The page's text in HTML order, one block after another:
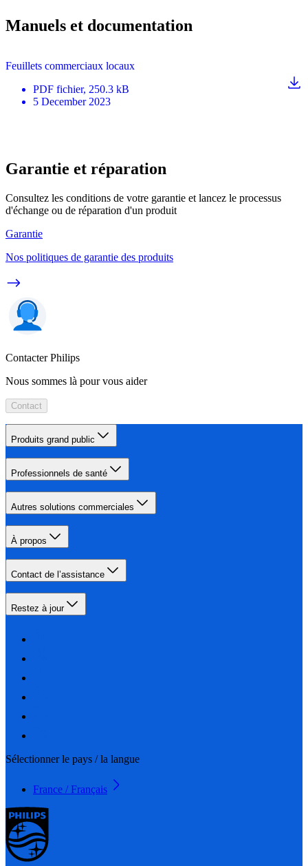
Manuels et documentation
Feuillets commerciaux locaux
PDF fichier, 250.3 kB
5 December 2023
Garantie et réparation
Consultez les conditions de votre garantie et lancez le processus
d'échange ou de réparation d'un produit
Garantie
Nos politiques de garantie des produits
Contacter Philips
Nous sommes là pour vous aider
Contact
Produits grand public
Professionnels de santé
Autres solutions commerciales
À propos
Contact de l’assistance
Restez à jour
Sélectionner le pays / la langue
France / Français